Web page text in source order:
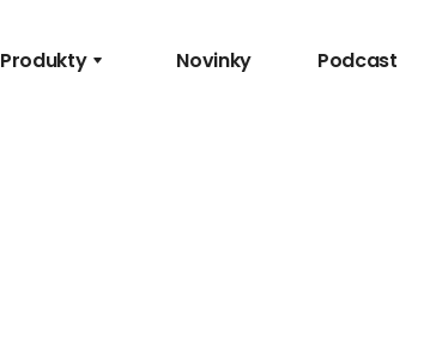
Produkty Novinky Podcast